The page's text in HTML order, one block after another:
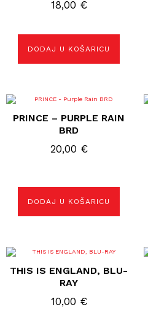
18,00 €
DODAJ U KOŠARICU
PRINCE – PURPLE RAIN
BRD
20,00 €
DODAJ U KOŠARICU
THIS IS ENGLAND, BLU-
RAY
10,00 €